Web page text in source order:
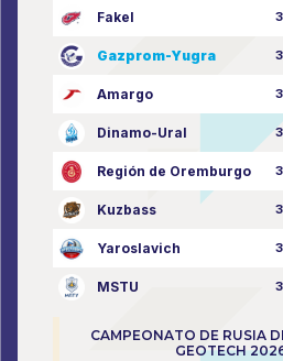
Fakel
Gazprom-Yugra
Amargo
Dinamo-Ural
Región de Oremburgo
Kuzbass
Yaroslavich
MSTU
CAMPEONATO DE RUSIA
GEOTECH